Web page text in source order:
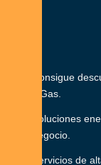
Consigue
y Gas.
Soluciones
negocio.
Servicios de